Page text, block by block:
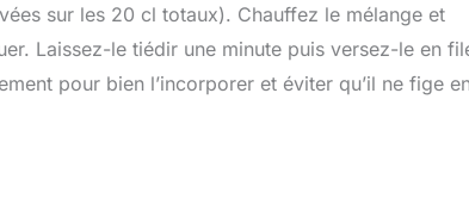
sur les 20 cl totaux). Chauffez le mélange et
Laissez-le tiédir une minute puis versez-le en
pour bien l’incorporer et éviter qu’il ne fige